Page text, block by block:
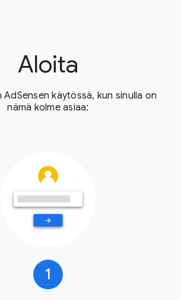
Aloita
AdSensen käytössä, kun sinulla on
nämä kolme asiaa:
1